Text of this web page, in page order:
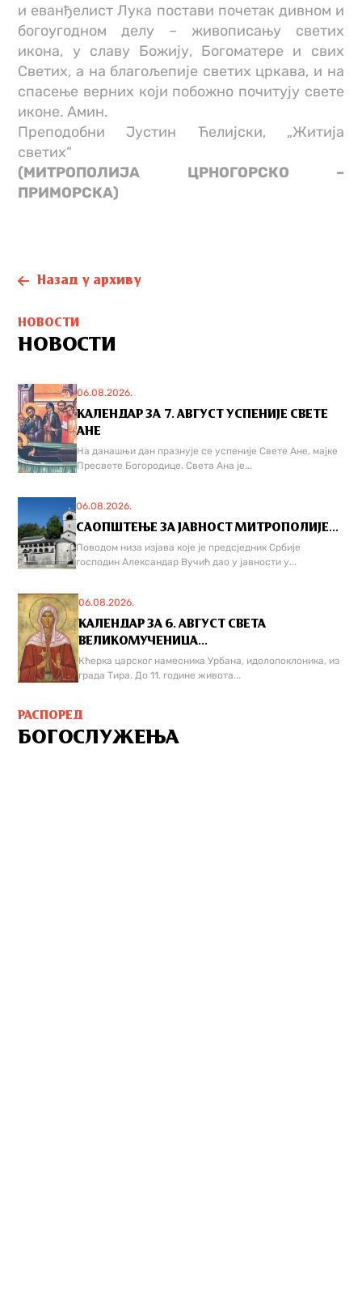
и еванђелист Лука постави почетак дивном и
богоугодном делу – живописању светих
икона, у славу Божију, Богоматере и свих
Светих, а на благољепије светих цркава, и на
спасење верних који побожно почитују свете
иконе. Амин.
Преподобни Јустин Ћелијски, „Житија
светих“
(МИТРОПОЛИЈА ЦРНОГОРСКО –
ПРИМОРСКА)
Назад у архиву
НОВОСТИ
НОВОСТИ
06.08.2026.
КАЛЕНДАР ЗА 7. АВГУСТ УСПЕНИЈЕ СВЕТЕ
АНЕ
На данашњи дан празнује се успеније Свете Ане, мајке
Пресвете Богородице. Света Ана је...
06.08.2026.
САОПШТЕЊЕ ЗА ЈАВНОСТ МИТРОПОЛИЈЕ...
Поводом низа изјава које је предсједник Србије
господин Александар Вучић дао у јавности у...
06.08.2026.
КАЛЕНДАР ЗА 6. АВГУСТ СВЕТА
ВЕЛИКОМУЧЕНИЦА...
Кћерка царског намесника Урбана, идолопоклоника, из
града Тира. До 11. године живота...
РАСПОРЕД
БОГОСЛУЖЕЊА